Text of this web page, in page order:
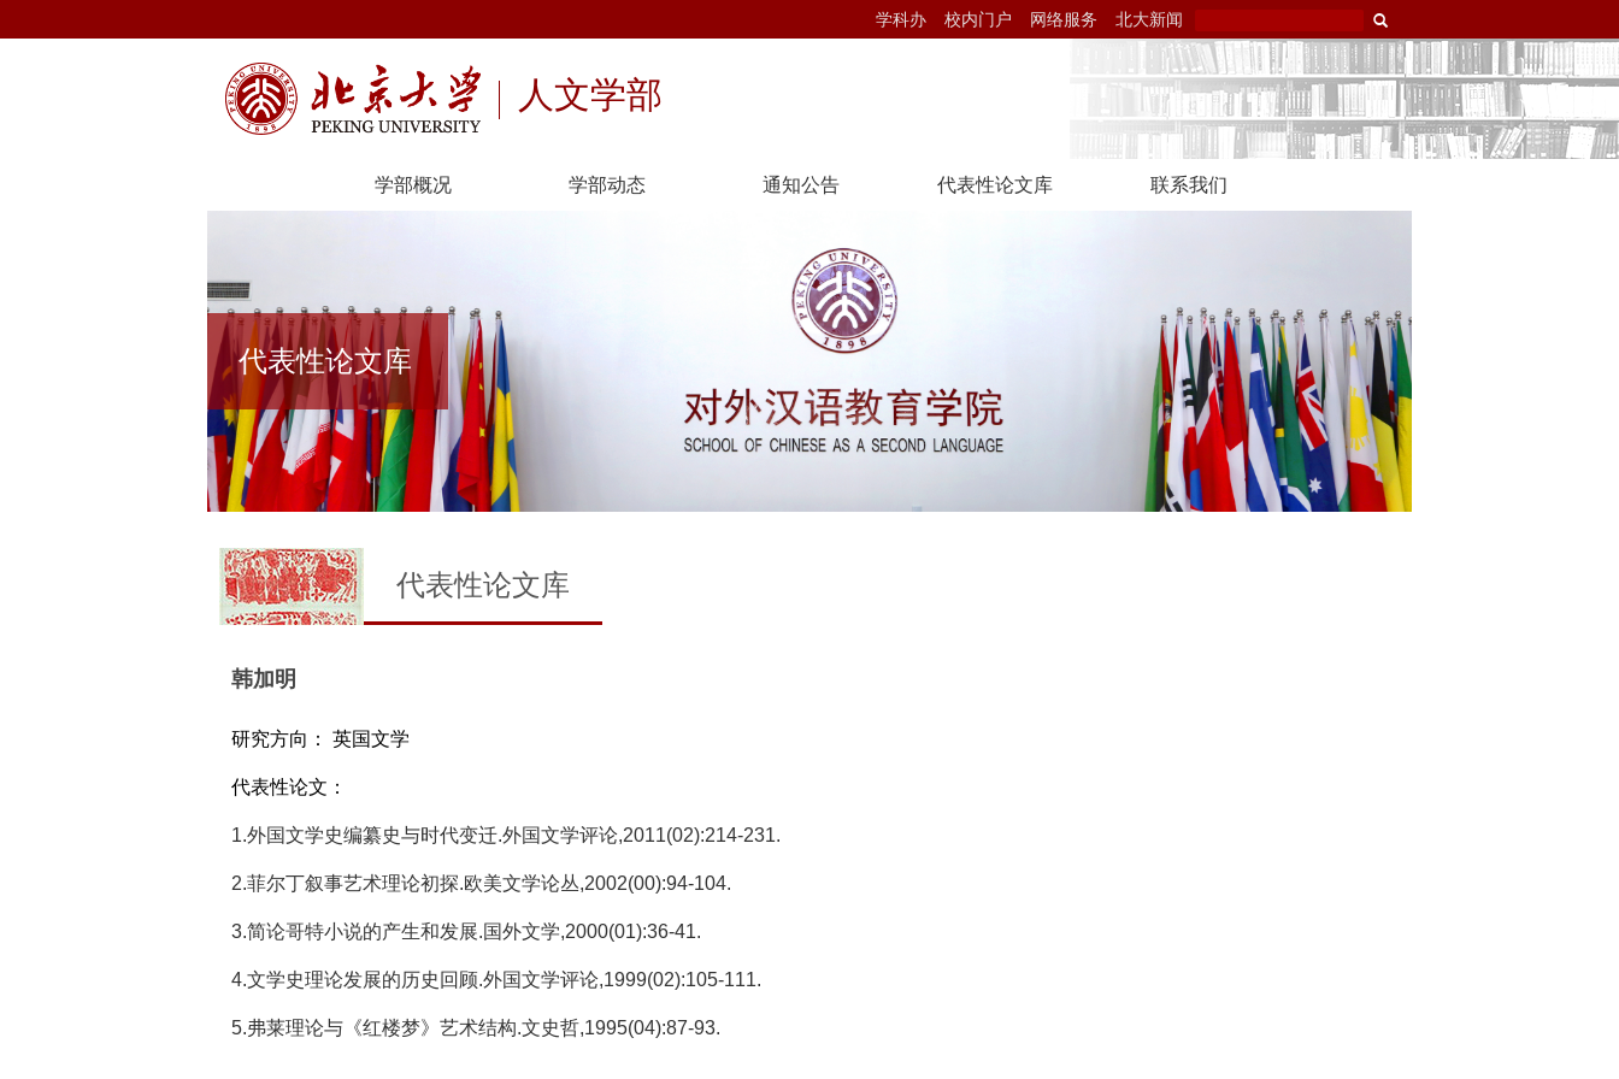
学科办 校内门户 网络服务 北大新闻
人文学部
学部概况 学部动态 通知公告 代表性论文库 联系我们
代表性论文库
代表性论文库
韩加明
研究方向： 英国文学
代表性论文：
1.外国文学史编纂史与时代变迁.外国文学评论,2011(02):214-231.
2.菲尔丁叙事艺术理论初探.欧美文学论丛,2002(00):94-104.
3.简论哥特小说的产生和发展.国外文学,2000(01):36-41.
4.文学史理论发展的历史回顾.外国文学评论,1999(02):105-111.
5.弗莱理论与《红楼梦》艺术结构.文史哲,1995(04):87-93.